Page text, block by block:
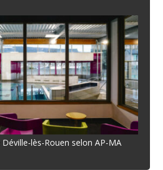
lès-Rouen selon AP-MA